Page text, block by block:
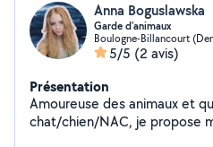
Anna Boguslawska
Garde d'animaux
Boulogne-Billancourt
5/5 (2 avis)
Présentation
Amoureuse des animaux et
chat/chien/NAC, je propose